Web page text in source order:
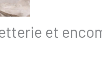
et